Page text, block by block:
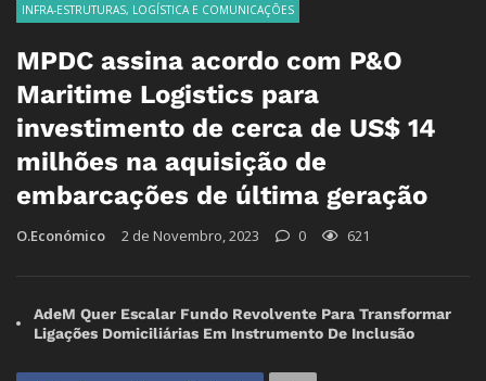
INFRA-ESTRUTURAS, LOGÍSTICA E COMUNICAÇÕES
MPDC assina acordo com P&O
Maritime Logistics para
investimento de cerca de US$ 14
milhões na aquisição de
embarcações de última geração
O.Económico 2 de Novembro, 2023 0 621
AdeM Quer Escalar Fundo Revolvente Para Transformar
Ligações Domiciliárias Em Instrumento De Inclusão